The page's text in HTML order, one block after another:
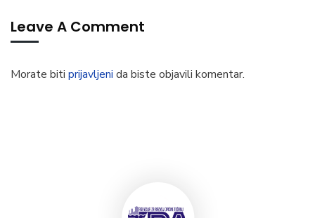
Leave A Comment
Morate biti prijavljeni da biste objavili komentar.